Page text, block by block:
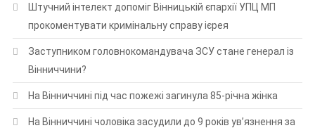
Штучний інтелект допоміг Вінницькій єпархії УПЦ МП
прокоментувати кримінальну справу ієрея
Заступником головнокомандувача ЗСУ стане генерал із
Вінниччини?
На Вінниччині під час пожежі загинула 85-річна жінка
На Вінниччині чоловіка засудили до 9 років ув’язнення за